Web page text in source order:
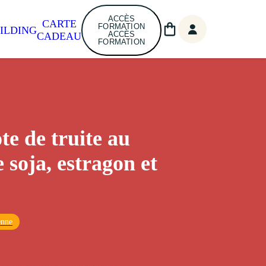
CARTE
CADEAU
ACCÈS
FORMATION
ACCÈS
FORMATION
de truite au
soja, estragon et